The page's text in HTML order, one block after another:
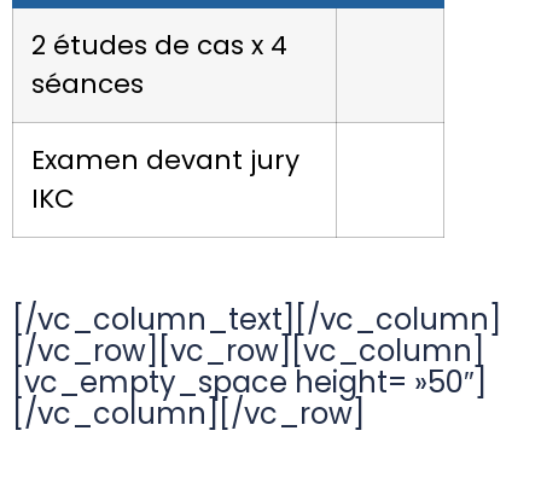
2 études de cas x 4
séances
Examen devant jury
IKC
[/vc_column_text][/vc_column]
[/vc_row][vc_row][vc_column]
[vc_empty_space height= »50″]
[/vc_column][/vc_row]